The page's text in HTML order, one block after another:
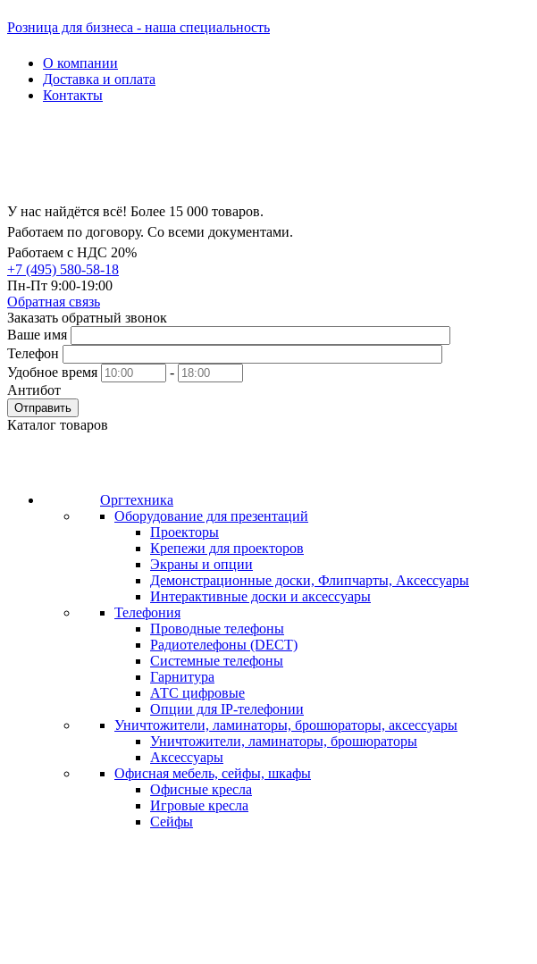
Розница для бизнеса - наша специальность
О компании
Доставка и оплата
Контакты
У нас найдётся всё! Более 15 000 товаров.
Работаем по договору. Со всеми документами.
Работаем с НДС 20%
+7 (495) 580-58-18
Пн-Пт 9:00-19:00
Обратная связь
Заказать обратный звонок
Ваше имя
Телефон
Удобное время
-
Антибот
Отправить
Каталог товаров
Оргтехника
Оборудование для презентаций
Проекторы
Крепежи для проекторов
Экраны и опции
Демонстрационные доски, Флипчарты, Аксессуары
Интерактивные доски и аксессуары
Телефония
Проводные телефоны
Радиотелефоны (DECT)
Системные телефоны
Гарнитура
АТС цифровые
Опции для IP-телефонии
Уничтожители, ламинаторы, брошюраторы, аксессуары
Уничтожители, ламинаторы, брошюраторы
Аксессуары
Офисная мебель, сейфы, шкафы
Офисные кресла
Игровые кресла
Сейфы